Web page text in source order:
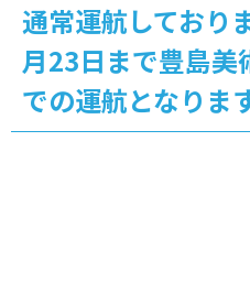
通常運航しており
月23日まで豊島美
での運航となります